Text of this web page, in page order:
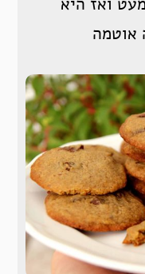
אוטמה